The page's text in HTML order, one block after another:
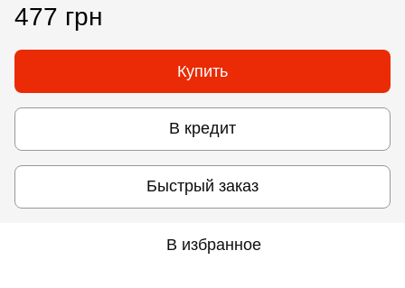
477 грн
Купить
В кредит
Быстрый заказ
В избранное